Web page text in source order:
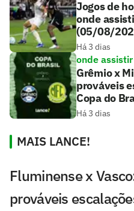
Jogos de
onde
(05/08/
Há 3 dias
onde assistir
Grêmio x
prováveis
Copa do
Há 3 dias
MAIS LANCE!
Fluminense x
prováveis